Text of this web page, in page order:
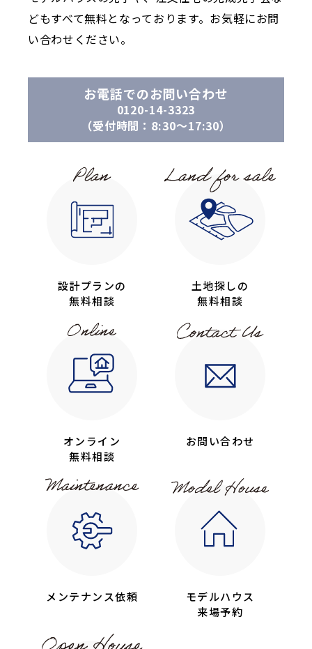
どもすべて無料となっております。お気軽にお問
い合わせください。
お電話でのお問い合わせ
0120-14-3323
（受付時間：8:30〜17:30）
設計プランの
無料相談
土地探しの
無料相談
オンライン
無料相談
お問い合わせ
メンテナンス依頼
モデルハウス
来場予約